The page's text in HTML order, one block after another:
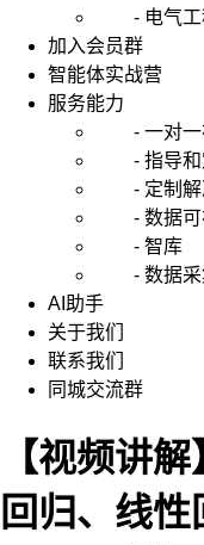
- 电气工
加入会员群
智能体实战营
服务能力
- 一对一
- 指导和
- 定制解
- 数据可
- 智库
- 数据采
AI助手
关于我们
联系我们
同城交流群
【视频讲
回归、线性